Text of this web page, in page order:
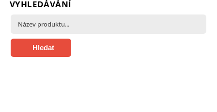
VYHLEDÁVÁNÍ
Hledat